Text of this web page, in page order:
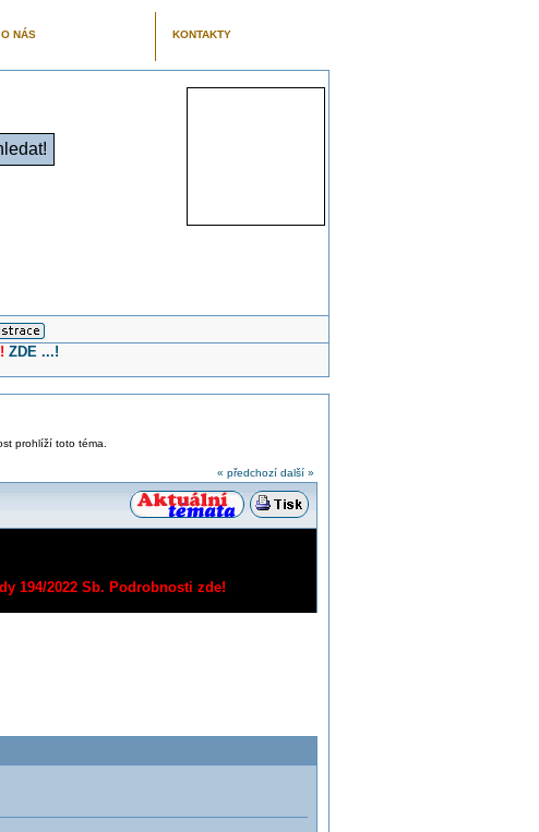
O NÁS KONTAKTY
ZDE ...!
prohlíží toto téma.
« předchozí další »
194/2022 Sb. Podrobnosti zde!